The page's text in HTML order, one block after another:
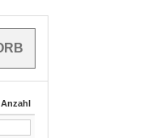
Anzahl